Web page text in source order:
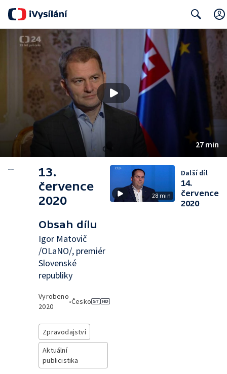
27 min
13.
července
2020
Obsah dílu
Igor Matovič
/OLaNO/, premiér
Slovenské
republiky
Vyrobeno
2020
•Česko
Zpravodajství
Aktuální
publicistika
28 min
Další díl
14.
července
2020